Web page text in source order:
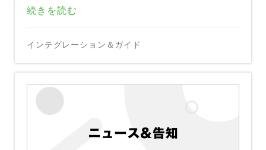
日から私たちのプロセスに組み込まれていま
す。実際、当社のインシデント対応ドキュメン
トを見てみると、対処中に対応者の物理的な接
せん。PagerDutyプラットフォームを使え
ば、どこにいても、インシデントに瞬時に対応
し、作業することができます。
アルタイムでコミュニケーションを取ることも
状況と関係者への情報更新のための中心的なハ
ブとなりました。Slackで当社のチームメンバ
て、仮想的な場所に集まり、インシデントに真
正面から取り組むことができました。
さらに、インシデントが解決したあとにも、Sl
ackは事後検証のプロセスに役立つため、将来
の対応プロセスにも貢献します。記録係はSlac
生したすべてのことを文書化して記録します。
誰が対応したのか、誰が対応しなかったのか、
なぜエスカレーションしたのかなど、起きたこ
とをすべて見ることができるので便利です。こ
れにより、インシデントの全体像を把握して理
解することができ、将来インシデントが発生し
私たちの分散型エンジニアリングの文化は、P
agerDutyが何があってもお客様のために常に
しています。PagerDuty をコラボレーション
ツールや明確に定義されたプラクティスと共に
上どこからでもインシデントに効果的に対応す
チームがどのように PagerDuty を使ってリモ
ートインシデントレスポンスを行うかについて
は、分散型コミュニケーションに関するこのブ
ログを参照してください。
れているものをDigital Stacksが日本語に訳し
ることは、企業にとってこれまで以上に重要で
す。PagerDutyでは、従業員、その家族、そ
して私たちが属するより広い地域社会の健康と
の1つは、特にこのような困難な時期には、顧
客へのコミットメントです。
ご存知の方もいらっしゃるかもしれませんが、
ろの新しい常識かもしれませんが、リモートワ
ークは当社にとって新しいことではなく、当社
れています。
当社の従業員は世界中に分散しており、分散し
発と運用に慣れています。つまり、この事態に
もかかわらず、お客様のデジタルビジネスが2
4時間365日稼働するように、PagerDutyを稼
働させ続けることができます。
デジタル運用管理のマーケットリーダーとし
て、当社はこの分野で最大規模、最も信頼性が
高く、回復力のあるプラットフォームを提供し
当社のチームメンバーが分散しているのと同様
続きを読む
インテグレーション＆ガイド